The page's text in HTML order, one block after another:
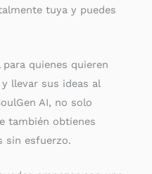
tuya y puedes
quienes quieren
y llevar sus ideas al
AI, no solo
también obtienes
sin esfuerzo.